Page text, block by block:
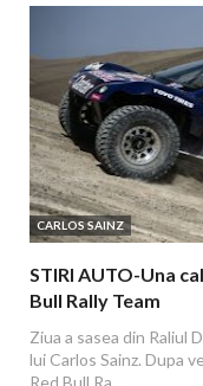
CARLOS SAINZ
STIRI AUTO-Una
Bull Rally Team
Ziua a sasea din Raliul
lui Carlos Sainz. Dupa
Red Bull Ra...